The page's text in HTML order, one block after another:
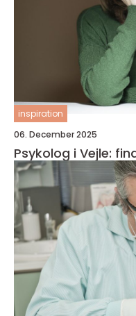
inspiration
06. December 2025
Psykolog i Vejle: